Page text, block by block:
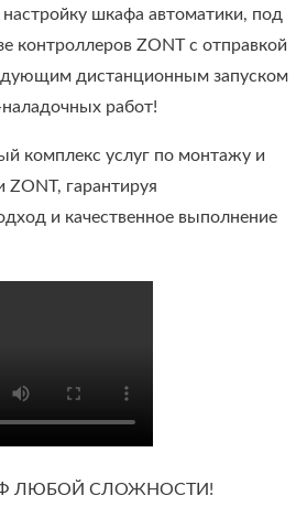
шкафа автоматики, под
контроллеров ZONT с отправкой
дистанционным запуском
работ!
комплекс услуг по монтажу и
ZONT, гарантируя
и качественное выполнение
ЛЮБОЙ СЛОЖНОСТИ!